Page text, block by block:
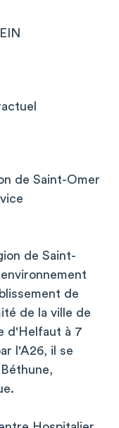
de Saint-Omer
de Saint-
de
de la ville de
d'Helfaut à 7
l'A26, il se